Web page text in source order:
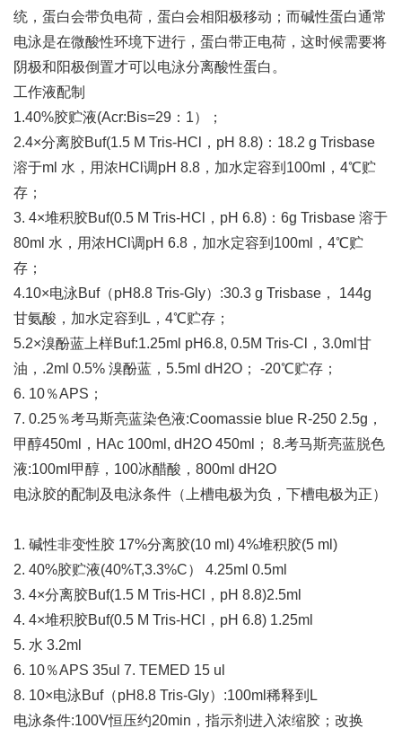
统，蛋白会带负电荷，蛋白会相阳极移动；而碱性蛋白通常
电泳是在微酸性环境下进行，蛋白带正电荷，这时候需要将
阴极和阳极倒置才可以电泳分离酸性蛋白。
工作液配制
1.40%胶贮液(Acr:Bis=29：1）；
2.4×分离胶Buf(1.5 M Tris-HCl，pH 8.8)：18.2 g Trisbase
溶于ml 水，用浓HCl调pH 8.8，加水定容到100ml，4℃贮
存；
3. 4×堆积胶Buf(0.5 M Tris-HCl，pH 6.8)：6g Trisbase 溶于
80ml 水，用浓HCl调pH 6.8，加水定容到100ml，4℃贮
存；
4.10×电泳Buf（pH8.8 Tris-Gly）:30.3 g Trisbase， 144g
甘氨酸，加水定容到L，4℃贮存；
5.2×溴酚蓝上样Buf:1.25ml pH6.8, 0.5M Tris-Cl，3.0ml甘
油，.2ml 0.5% 溴酚蓝，5.5ml dH2O； -20℃贮存；
6. 10％APS；
7. 0.25％考马斯亮蓝染色液:Coomassie blue R-250 2.5g，
甲醇450ml，HAc 100ml, dH2O 450ml； 8.考马斯亮蓝脱色
液:100ml甲醇，100冰醋酸，800ml dH2O
电泳胶的配制及电泳条件（上槽电极为负，下槽电极为正）
1. 碱性非变性胶 17%分离胶(10 ml) 4%堆积胶(5 ml)
2. 40%胶贮液(40%T,3.3%C） 4.25ml 0.5ml
3. 4×分离胶Buf(1.5 M Tris-HCl，pH 8.8)2.5ml
4. 4×堆积胶Buf(0.5 M Tris-HCl，pH 6.8) 1.25ml
5. 水 3.2ml
6. 10％APS 35ul 7. TEMED 15 ul
8. 10×电泳Buf（pH8.8 Tris-Gly）:100ml稀释到L
电泳条件:100V恒压约20min，指示剂进入浓缩胶；改换